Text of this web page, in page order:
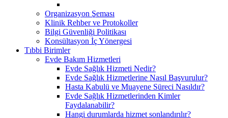
Organizasyon Şeması
Klinik Rehber ve Protokoller
Bilgi Güvenliği Politikası
Konsültasyon İç Yönergesi
Tıbbi Birimler
Evde Bakım Hizmetleri
Evde Sağlık Hizmeti Nedir?
Evde Sağlık Hizmetlerine Nasıl Başvurulur?
Hasta Kabulü ve Muayene Süreci Nasıldır?
Evde Sağlık Hizmetlerinden Kimler
Faydalanabilir?
Hangi durumlarda hizmet sonlandırılır?